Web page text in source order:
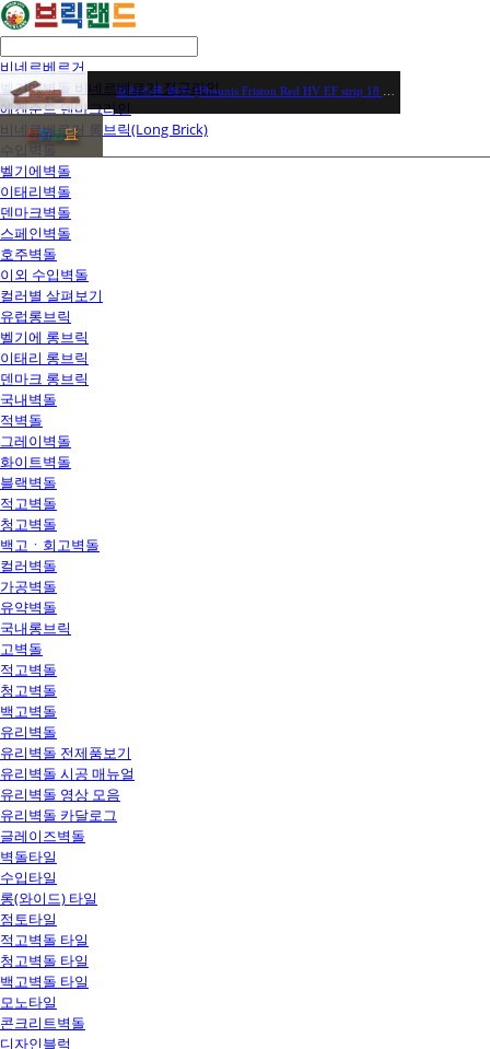
비네르베르거
벨기에벽돌 비네르베르거 정규라인
에겐순드 덴마크라인
비네르베르거 롱브릭(Long Brick)
수입벽돌
벨기에벽돌
이태리벽돌
덴마크벽돌
스페인벽돌
호주벽돌
이외 수입벽돌
컬러별 살펴보기
유럽롱브릭
벨기에 롱브릭
이태리 롱브릭
덴마크 롱브릭
국내벽돌
적벽돌
그레이벽돌
화이트벽돌
블랙벽돌
적고벽돌
청고벽돌
백고ㆍ회고벽돌
컬러벽돌
가공벽돌
유약벽돌
국내롱브릭
고벽돌
적고벽돌
청고벽돌
백고벽돌
유리벽돌
유리벽돌 전제품보기
유리벽돌 시공 매뉴얼
유리벽돌 영상 모음
유리벽돌 카달로그
글레이즈벽돌
벽돌타일
수입타일
롱(와이드) 타일
점토타일
적고벽돌 타일
청고벽돌 타일
백고벽돌 타일
모노타일
콘크리트벽돌
디자인블럭
전화상담